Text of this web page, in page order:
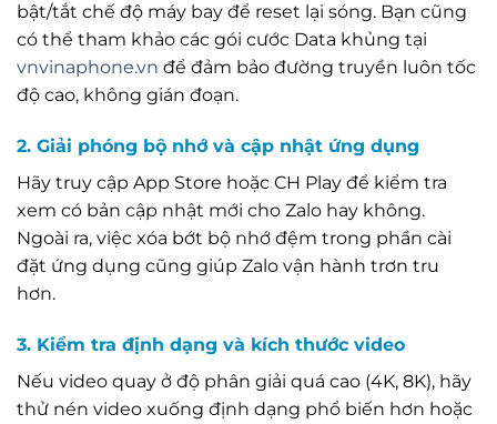
bật/tắt chế độ máy bay để reset lại sóng. Bạn cũng
có thể tham khảo các gói cước Data khủng tại
vnvinaphone.vn để đảm bảo đường truyền luôn tốc
độ cao, không gián đoạn.
2. Giải phóng bộ nhớ và cập nhật ứng dụng
Hãy truy cập App Store hoặc CH Play để kiểm tra
xem có bản cập nhật mới cho Zalo hay không.
Ngoài ra, việc xóa bớt bộ nhớ đệm trong phần cài
đặt ứng dụng cũng giúp Zalo vận hành trơn tru
hơn.
3. Kiểm tra định dạng và kích thước video
Nếu video quay ở độ phân giải quá cao (4K, 8K), hãy
thử nén video xuống định dạng phổ biến hơn hoặc